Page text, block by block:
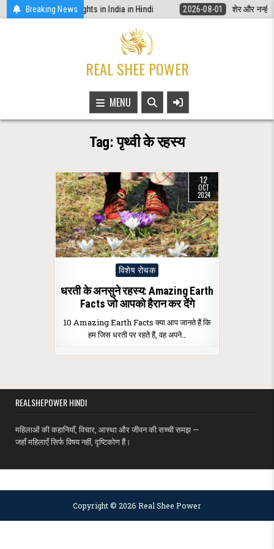
Skip
to
Breaking News
अधिकार | Women Rights in India in Hindi 2026-08-01 शेर और नन्ही
REAL SHEE POWER
MENU
Tag:पृथ्वी के रहस्य
12
OCT
2024
Posted
विशेष रोचक
धरती के अनसुने रहस्य: Amazing Earth
Facts जो आपको हैरान कर देंगे
10 Amazing Earth Facts क्या आप जानते हैं कि
हम जिस धरती पर रहते हैं, वह अपने…
REALSHEPOWER HINDI
महिलाओं की कहानियाँ, विचार, आस्था और जीवन की सच्ची समझ —
जहाँ महिलाएँ सिर्फ विषय नहीं, दृष्टिकोण हैं।
Copyright © 2026 Real Shee Power